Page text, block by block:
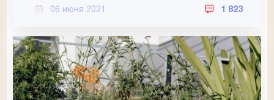
06 июня 2021 1 823